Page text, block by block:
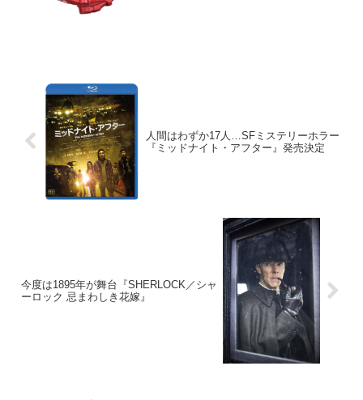
人間はわずか17人…SFミステリーホラー
『ミッドナイト・アフター』発売決定
今度は1895年が舞台『SHERLOCK／シャ
ーロック 忌まわしき花嫁』